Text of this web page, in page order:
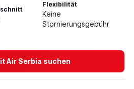
Flexibilität
Keine
Stornierungsgebühr
Air Serbia suchen